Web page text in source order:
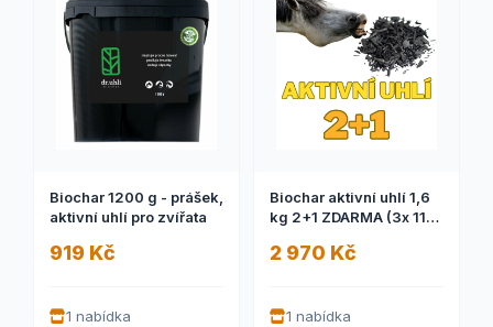
Biochar 1200 g - prášek,
aktivní uhlí pro zvířata
919 Kč
1 nabídka
Biochar aktivní uhlí 1,6
kg 2+1 ZDARMA (3x 11
drceného biocharu)
2 970 Kč
1 nabídka